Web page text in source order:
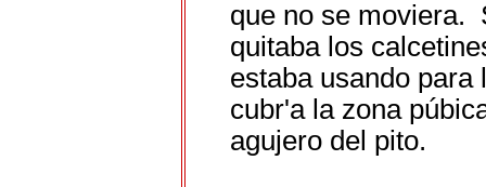
que no se moviera.
quitaba los
estaba usando
cubr'a la zona
agujero del pito.